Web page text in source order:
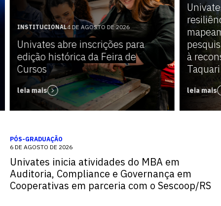
INSTITUCIONAL4 DE AGOSTO DE 2026
Univates abre inscrições para
edição histórica da Feira de
Cursos
leia mais
à
Taquari
leia mais
PÓS-GRADUAÇÃO
6 DE AGOSTO DE 2026
Univates inicia atividades do MBA em
Auditoria, Compliance e Governança em
Cooperativas em parceria com o Sescoop/RS